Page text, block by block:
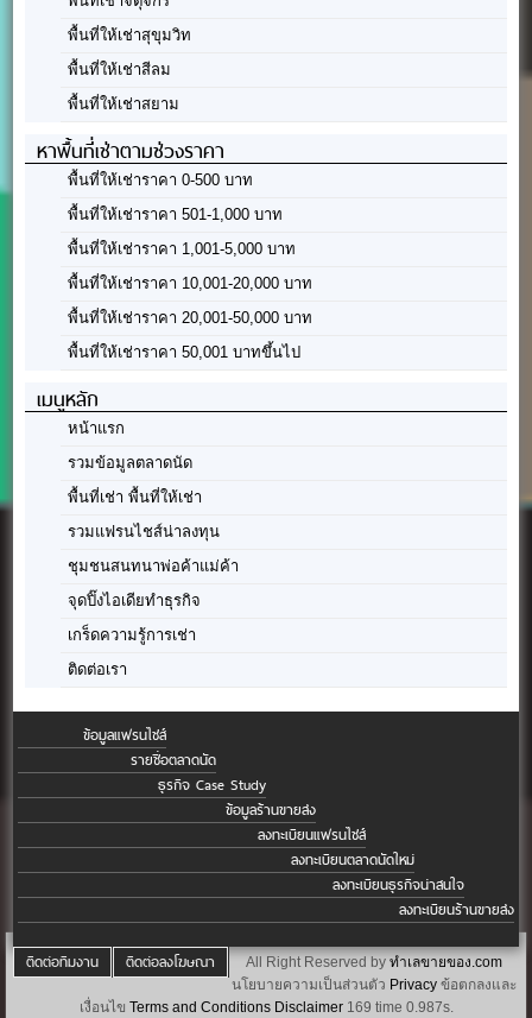
พื้นที่เช่าจตุจักร
พื้นที่ให้เช่าสุขุมวิท
พื้นที่ให้เช่าสีลม
พื้นที่ให้เช่าสยาม
หาพื้นที่เช่าตามช่วงราคา
พื้นที่ให้เช่าราคา 0-500 บาท
พื้นที่ให้เช่าราคา 501-1,000 บาท
พื้นที่ให้เช่าราคา 1,001-5,000 บาท
พื้นที่ให้เช่าราคา 10,001-20,000 บาท
พื้นที่ให้เช่าราคา 20,001-50,000 บาท
พื้นที่ให้เช่าราคา 50,001 บาทขึ้นไป
เมนูหลัก
หน้าแรก
รวมข้อมูลตลาดนัด
พื้นที่เช่า พื้นที่ให้เช่า
รวมแฟรนไชส์น่าลงทุน
ชุมชนสนทนาพ่อค้าแม่ค้า
จุดปิ๊งไอเดียทำธุรกิจ
เกร็ดความรู้การเช่า
ติดต่อเรา
ข้อมูลแฟรนไชส์
รายชื่อตลาดนัด
ธุรกิจ Case Study
ข้อมูลร้านขายส่ง
ลงทะเบียนแฟรนไชส์
ลงทะเบียนตลาดนัดใหม่
ลงทะเบียนธุรกิจน่าสนใจ
ลงทะเบียนร้านขายส่ง
ติดต่อทีมงาน ติดต่อลงโฆษณา All Right Reserved by ทำเลขายของ.com
นโยบายความเป็นส่วนตัว Privacy ข้อตกลงและ